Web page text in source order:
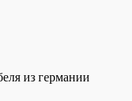
из германии